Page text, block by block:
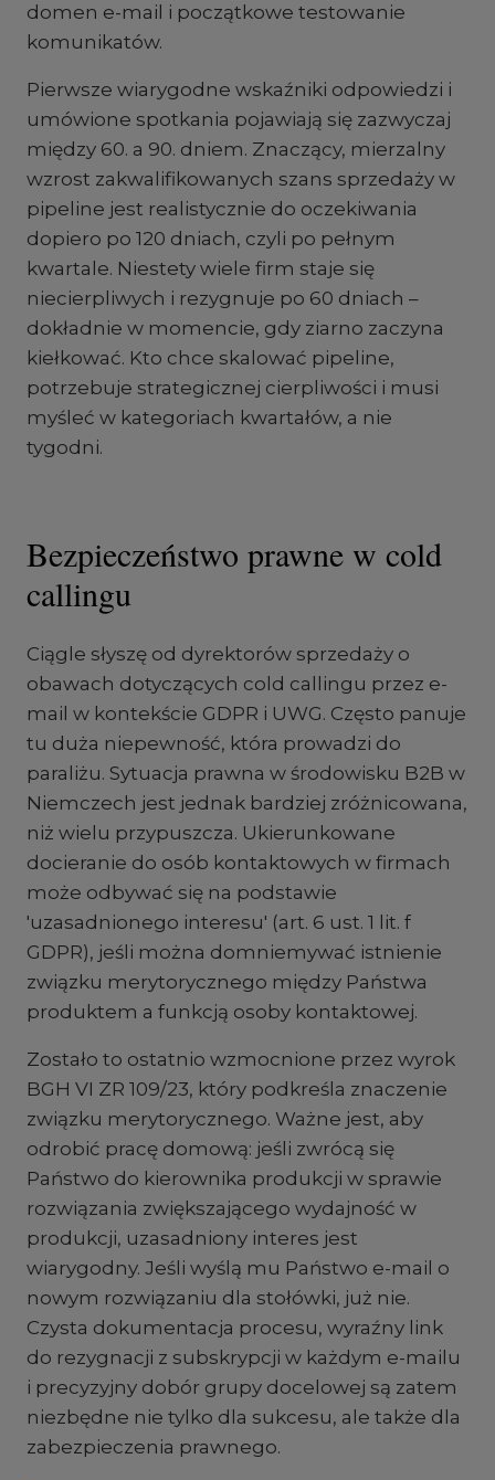
domen e-mail i początkowe testowanie
komunikatów.
Pierwsze wiarygodne wskaźniki odpowiedzi i
umówione spotkania pojawiają się zazwyczaj
między 60. a 90. dniem. Znaczący, mierzalny
wzrost zakwalifikowanych szans sprzedaży w
pipeline jest realistycznie do oczekiwania
dopiero po 120 dniach, czyli po pełnym
kwartale. Niestety wiele firm staje się
niecierpliwych i rezygnuje po 60 dniach –
dokładnie w momencie, gdy ziarno zaczyna
kiełkować. Kto chce skalować pipeline,
potrzebuje strategicznej cierpliwości i musi
myśleć w kategoriach kwartałów, a nie
tygodni.
Bezpieczeństwo prawne w cold
callingu
Ciągle słyszę od dyrektorów sprzedaży o
obawach dotyczących cold callingu przez e-
mail w kontekście GDPR i UWG. Często panuje
tu duża niepewność, która prowadzi do
paraliżu. Sytuacja prawna w środowisku B2B w
Niemczech jest jednak bardziej zróżnicowana,
niż wielu przypuszcza. Ukierunkowane
docieranie do osób kontaktowych w firmach
może odbywać się na podstawie
'uzasadnionego interesu' (art. 6 ust. 1 lit. f
GDPR), jeśli można domniemywać istnienie
związku merytorycznego między Państwa
produktem a funkcją osoby kontaktowej.
Zostało to ostatnio wzmocnione przez wyrok
BGH VI ZR 109/23, który podkreśla znaczenie
związku merytorycznego. Ważne jest, aby
odrobić pracę domową: jeśli zwrócą się
Państwo do kierownika produkcji w sprawie
rozwiązania zwiększającego wydajność w
produkcji, uzasadniony interes jest
wiarygodny. Jeśli wyślą mu Państwo e-mail o
nowym rozwiązaniu dla stołówki, już nie.
Czysta dokumentacja procesu, wyraźny link
do rezygnacji z subskrypcji w każdym e-mailu
i precyzyjny dobór grupy docelowej są zatem
niezbędne nie tylko dla sukcesu, ale także dla
zabezpieczenia prawnego.